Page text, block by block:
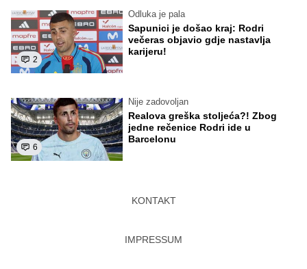
2
Odluka je pala
Sapunici je došao kraj: Rodri
večeras objavio gdje nastavlja
karijeru!
6
Nije zadovoljan
Realova greška stoljeća?! Zbog
jedne rečenice Rodri ide u
Barcelonu
KONTAKT
IMPRESSUM